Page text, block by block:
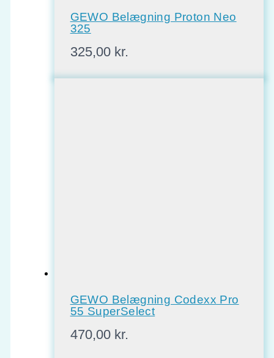
GEWO Belægning Proton Neo
325
325,00 kr.
GEWO Belægning Codexx Pro
55 SuperSelect
470,00 kr.